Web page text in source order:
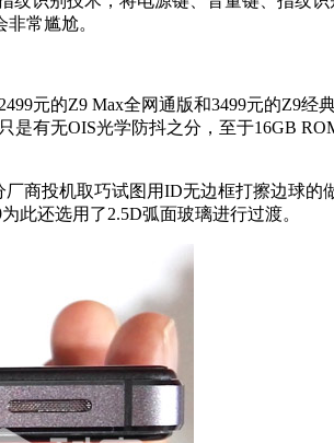
常尴尬。
元的Z9 Max全网通版和3499元的Z9经
有无OIS光学防抖之分，至于16GB
投机取巧试图用ID无边框打擦边球的做
此还选用了2.5D弧面玻璃进行过渡。